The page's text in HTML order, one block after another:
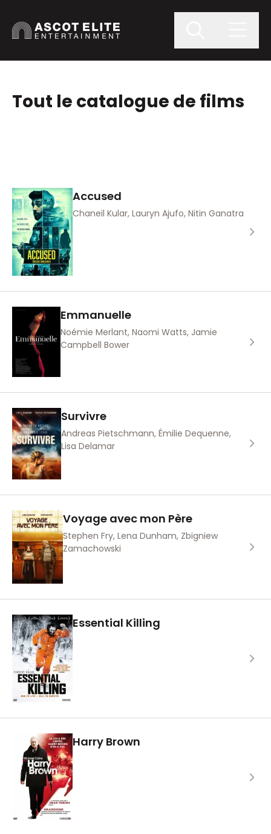
Tout le catalogue de films
Accused
Chaneil Kular, Lauryn Ajufo, Nitin Ganatra
Emmanuelle
Noémie Merlant, Naomi Watts, Jamie
Campbell Bower
Survivre
Andreas Pietschmann, Émilie Dequenne,
Lisa Delamar
Voyage avec mon Père
Stephen Fry, Lena Dunham, Zbigniew
Zamachowski
Essential Killing
Harry Brown